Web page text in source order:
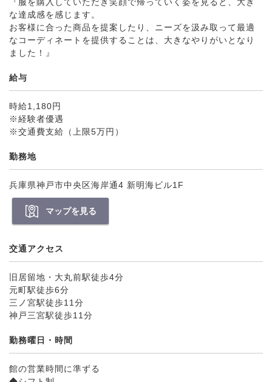
な達成感を感じます。
お客様に合った商品を提案したり、ニーズを汲み取って最適
なコーディネートを提供することは、大きなやりがいとなり
ました！』
給与
時給1,180円
※経験者優遇
※交通費支給（上限5万円）
勤務地
兵庫県神戸市中央区海岸通4 新明海ビル1F
マップを見る
交通アクセス
旧居留地・大丸前駅徒歩4分
元町駅徒歩6分
三ノ宮駅徒歩11分
神戸三宮駅徒歩11分
勤務曜日・時間
館の営業時間に準ずる